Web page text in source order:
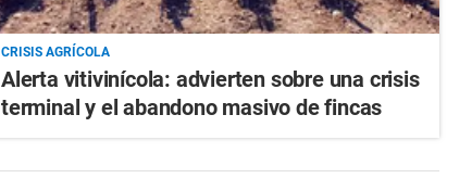
CRISIS AGRÍCOLA
Alerta vitivinícola: advierten sobre una crisis
terminal y el abandono masivo de fincas